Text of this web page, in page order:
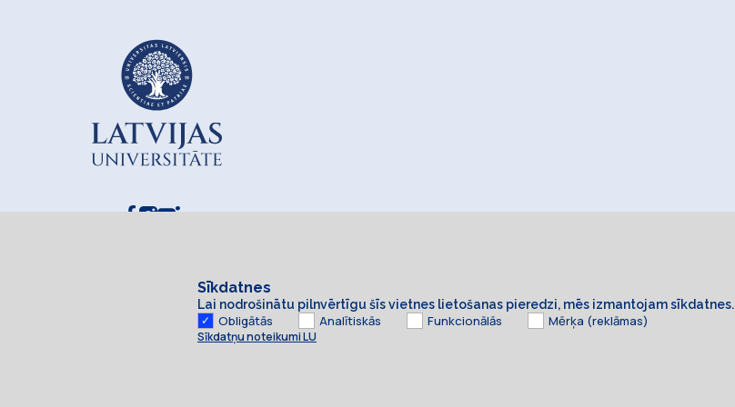
Sīkdatnes
Lai nodrošinātu pilnvērtīgu šīs vietnes lietošanas pieredzi, mēs izmantojam sīkdatnes.
Obligātās Analītiskās Funkcionālās Mērķa (reklāmas)
Sīkdatņu noteikumi LU